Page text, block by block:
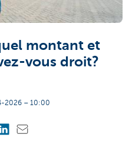
montant et
vous droit?
2026 – 10:00